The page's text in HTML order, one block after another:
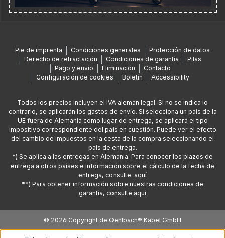
Pie de imprenta Condiciones generales
Protección de datos
Derecho de retractación
Condiciones de garantía
Pilas
Pago y envío
Eliminación
Contacto
Configuración de cookies
Boletín Accessibility
Todos los precios incluyen el IVA alemán legal. Si no se indica lo
contrario, se aplicarán los gastos de envío. Si selecciona un país de la
UE fuera de Alemania como lugar de entrega, se aplicará el tipo
impositivo correspondiente del país en cuestión. Puede ver el efecto
del cambio de impuestos en la cesta de la compra seleccionando el
país de entrega.
*) Se aplica a las entregas en Alemania. Para conocer los plazos de
entrega a otros países e información sobre el cálculo de la fecha de
entrega, consulte. aquí
**) Para obtener información sobre nuestras condiciones de
garantía, consulte aquí
© 2026 Copyright de Oehlbach® Kabel GmbH